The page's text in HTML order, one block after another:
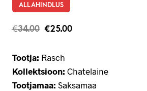
ALLAHINDLUS
€34.00 €25.00
Tootja: Rasch
Kollektsioon: Chatelaine
Tootjamaa: Saksamaa